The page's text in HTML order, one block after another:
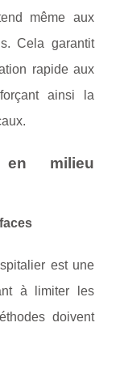
même aux
Cela garantit
rapide aux
ainsi la
en milieu
est une
à limiter les
doivent